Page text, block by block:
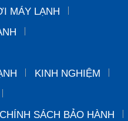
MÁY LẠNH
KINH NGHIỆM
CHÍNH SÁCH BẢO HÀNH